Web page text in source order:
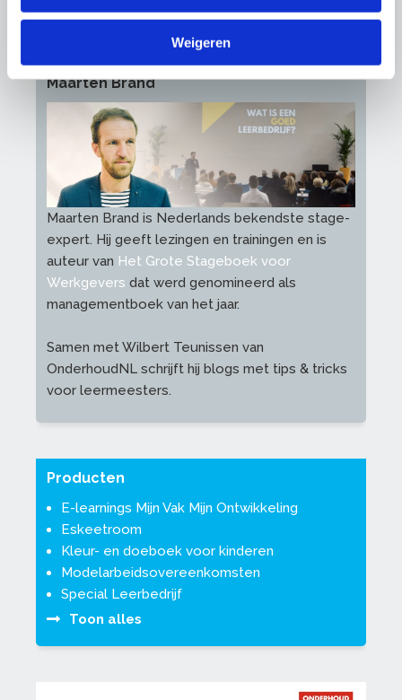
Weigeren
Maarten Brand
Maarten Brand is Nederlands bekendste stage-
expert. Hij geeft lezingen en trainingen en is
auteur van Het Grote Stageboek voor
Werkgevers dat werd genomineerd als
managementboek van het jaar.
Samen met Wilbert Teunissen van
OnderhoudNL schrijft hij blogs met tips & tricks
voor leermeesters.
Producten
E-learnings Mijn Vak Mijn Ontwikkeling
Eskeetroom
Kleur- en doeboek voor kinderen
Modelarbeidsovereenkomsten
Special Leerbedrijf
Toon alles